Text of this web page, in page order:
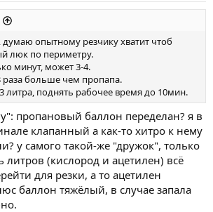
думаю опытному резчику хватит чтоб
люк по периметру.
минут, может 3-4.
раза больше чем пропапа.
поднять рабочее время до 10мин.
пропановый баллон переделан? я в
клапанный а как-то хитро к нему
у самого такой-же "дружок", только
литров (кислород и ацетилен) всё
для резки, а то ацетилен
баллон тяжёлый, в случае запала